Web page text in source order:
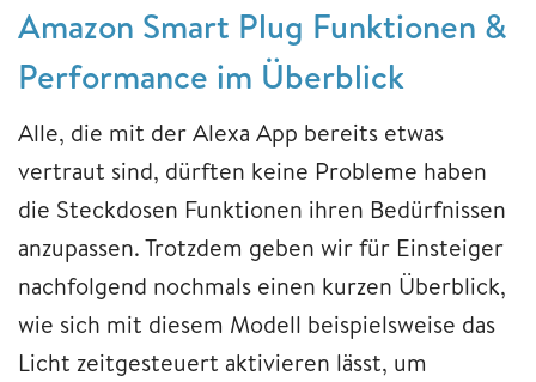
Amazon Smart Plug Funktionen &
Performance im Überblick
Alle, die mit der Alexa App bereits etwas
vertraut sind, dürften keine Probleme haben
die Steckdosen Funktionen ihren Bedürfnissen
anzupassen. Trotzdem geben wir für Einsteiger
nachfolgend nochmals einen kurzen Überblick,
wie sich mit diesem Modell beispielsweise das
Licht zeitgesteuert aktivieren lässt, um